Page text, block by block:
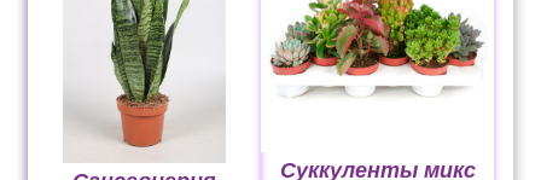
Суккуленты микс